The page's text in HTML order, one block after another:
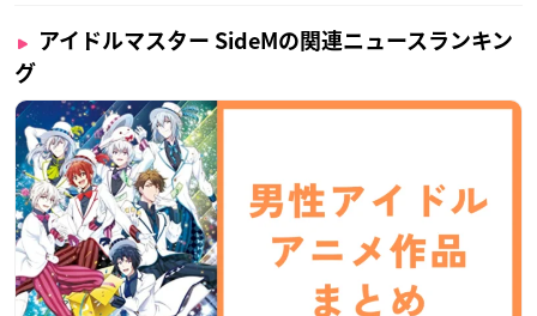
アイドルマスター SideMの関連ニュースランキン
グ